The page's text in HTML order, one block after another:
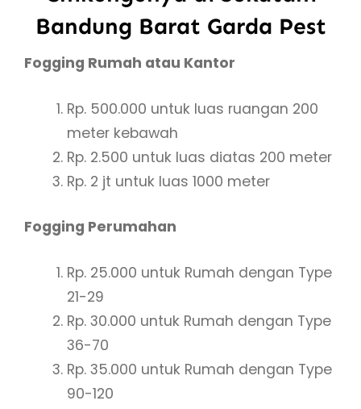
Bandung Barat Garda Pest
Fogging Rumah atau Kantor
Rp. 500.000 untuk luas ruangan 200
meter kebawah
Rp. 2.500 untuk luas diatas 200 meter
Rp. 2 jt untuk luas 1000 meter
Fogging Perumahan
Rp. 25.000 untuk Rumah dengan Type
21-29
Rp. 30.000 untuk Rumah dengan Type
36-70
Rp. 35.000 untuk Rumah dengan Type
90-120